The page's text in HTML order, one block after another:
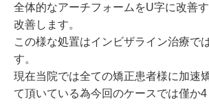
全体的なアーチフォームをU字に改善
改善します。
この様な処置はインビザライン治療で
す。
現在当院では全ての矯正患者様に加速
て頂いている為今回のケースでは僅か